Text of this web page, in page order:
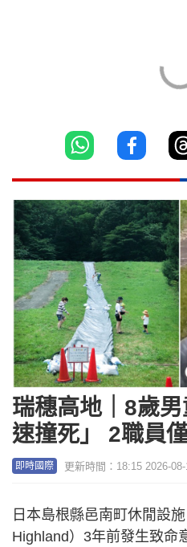
瑞穗高地｜8歲
速撞死」 2職員
即時國際 更新時間：18:15 2026-
日本島根縣邑南町休閒設
Highland）3年前發生致命